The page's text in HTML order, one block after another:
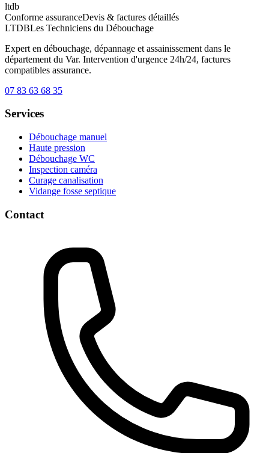
ltdb
Conforme assuranceDevis & factures détaillés
LTDBLes Techniciens du Débouchage
Expert en débouchage, dépannage et assainissement dans le
département du Var. Intervention d'urgence 24h/24, factures
compatibles assurance.
07 83 63 68 35
Services
Débouchage manuel
Haute pression
Débouchage WC
Inspection caméra
Curage canalisation
Vidange fosse septique
Contact